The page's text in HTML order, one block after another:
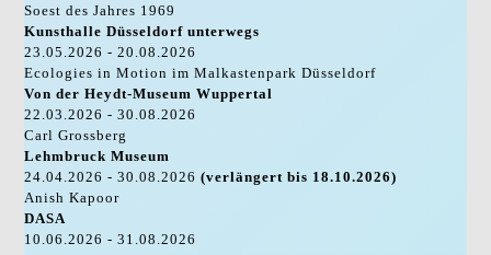
Soest des Jahres 1969
Kunsthalle Düsseldorf unterwegs
23.05.2026 - 20.08.2026
Ecologies in Motion im Malkastenpark Düsseldorf
Von der Heydt-Museum Wuppertal
22.03.2026 - 30.08.2026
Carl Grossberg
Lehmbruck Museum
24.04.2026 - 30.08.2026(verlängert bis 18.10.2026)
Anish Kapoor
DASA
10.06.2026 - 31.08.2026